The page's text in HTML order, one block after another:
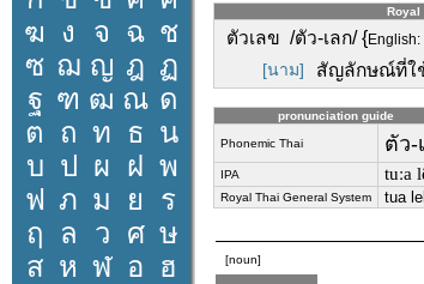
ฆ ง จ ฉ ช
ซ ฌ ญ ฎ ฏ
ฐ ฑ ฒ ณ ด
ต ถ ท ธ น
บ ป ผ ฝ พ
ฟ ภ ม ย
ร
ฤ
ล ว ศ ษ
ส ห ฬ อ ฮ
Royal
ตัวเลข /ตัว-เลก/ {
[นาม] สัญลักษณ์ที่ใ
pronunciation guide
Phonemic Thai ตัว-
IPA tuːa
Royal Thai General System tua
[noun]